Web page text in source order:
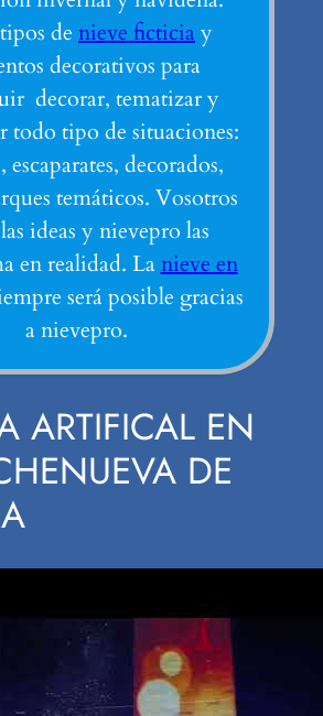
de nieve ficticia y
decorativos para
decorar, tematizar y
todo tipo de situaciones:
escaparates, decorados,
temáticos. Vosotros
ideas y nievepro las
en realidad. La nieve en
será posible gracias
a nievepro.
ARTIFICAL EN
DE